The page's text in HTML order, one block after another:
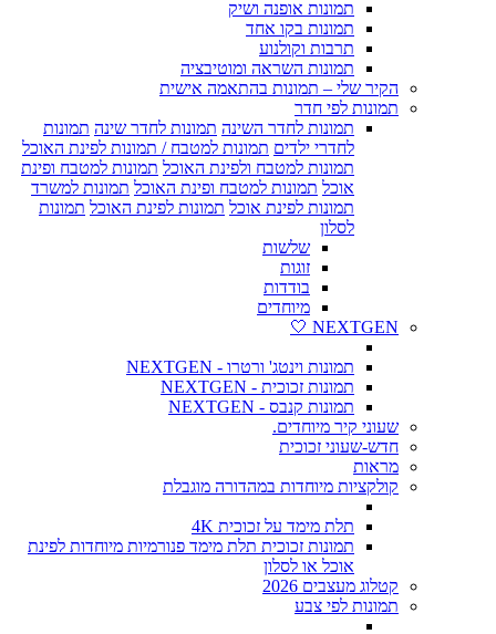
תמונות אופנה ושיק
תמונות בקו אחד
תרבות וקולנוע
תמונות השראה ומוטיבציה
הקיר שלי – תמונות בהתאמה אישית
תמונות לפי חדר
תמונות לחדר השינה תמונות לחדר שינה תמונות
לחדרי ילדים תמונות למטבח / תמונות לפינת האוכל
תמונות למטבח ולפינת האוכל תמונות למטבח ופינת
אוכל תמונות למטבח ופינת האוכל תמונות למשרד
תמונות לפינת אוכל תמונות לפינת האוכל תמונות
לסלון
שלשות
זוגות
בודדות
מיוחדים
NEXTGEN 🤍
תמונות וינטג' ורטרו - NEXTGEN
תמונות זכוכית - NEXTGEN
תמונות קנבס - NEXTGEN
שעוני קיר מיוחדים.
חדש-שעוני זכוכית
מראות
קולקציות מיוחדות במהדורה מוגבלת
תלת מימד על זכוכית 4K
תמונות זכוכית תלת מימד פנורמיות מיוחדות לפינת
אוכל או לסלון
קטלוג מעצבים 2026
תמונות לפי צבע